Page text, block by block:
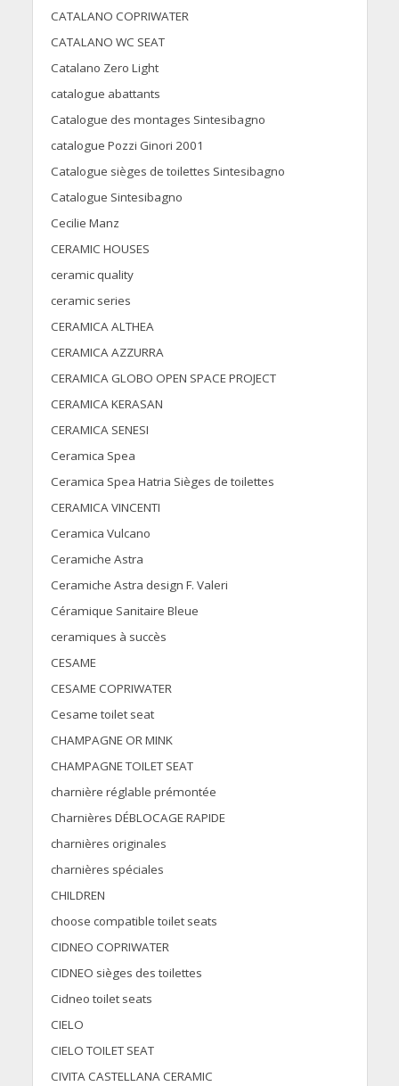
CATALANO COPRIWATER
CATALANO WC SEAT
Catalano Zero Light
catalogue abattants
Catalogue des montages Sintesibagno
catalogue Pozzi Ginori 2001
Catalogue sièges de toilettes Sintesibagno
Catalogue Sintesibagno
Cecilie Manz
CERAMIC HOUSES
ceramic quality
ceramic series
CERAMICA ALTHEA
CERAMICA AZZURRA
CERAMICA GLOBO OPEN SPACE PROJECT
CERAMICA KERASAN
CERAMICA SENESI
Ceramica Spea
Ceramica Spea Hatria Sièges de toilettes
CERAMICA VINCENTI
Ceramica Vulcano
Ceramiche Astra
Ceramiche Astra design F. Valeri
Céramique Sanitaire Bleue
ceramiques à succès
CESAME
CESAME COPRIWATER
Cesame toilet seat
CHAMPAGNE OR MINK
CHAMPAGNE TOILET SEAT
charnière réglable prémontée
Charnières DÉBLOCAGE RAPIDE
charnières originales
charnières spéciales
CHILDREN
choose compatible toilet seats
CIDNEO COPRIWATER
CIDNEO sièges des toilettes
Cidneo toilet seats
CIELO
CIELO TOILET SEAT
CIVITA CASTELLANA CERAMIC